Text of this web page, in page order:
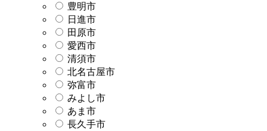
豊明市
日進市
田原市
愛西市
清須市
北名古屋市
弥富市
みよし市
あま市
長久手市